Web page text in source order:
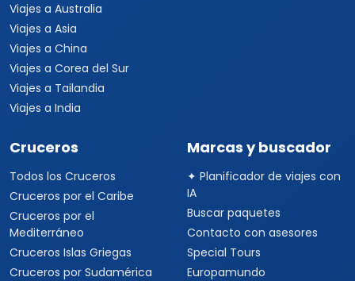
Viajes a Australia
Viajes a Asia
Viajes a China
Viajes a Corea del Sur
Viajes a Tailandia
Viajes a India
Cruceros
Todos los Cruceros
Cruceros por el Caribe
Cruceros por el
Mediterráneo
Cruceros Islas Griegas
Cruceros por Sudamérica
Marcas y buscador
✦ Planificador de viajes con
IA
Buscar paquetes
Contacto con asesores
Special Tours
Europamundo